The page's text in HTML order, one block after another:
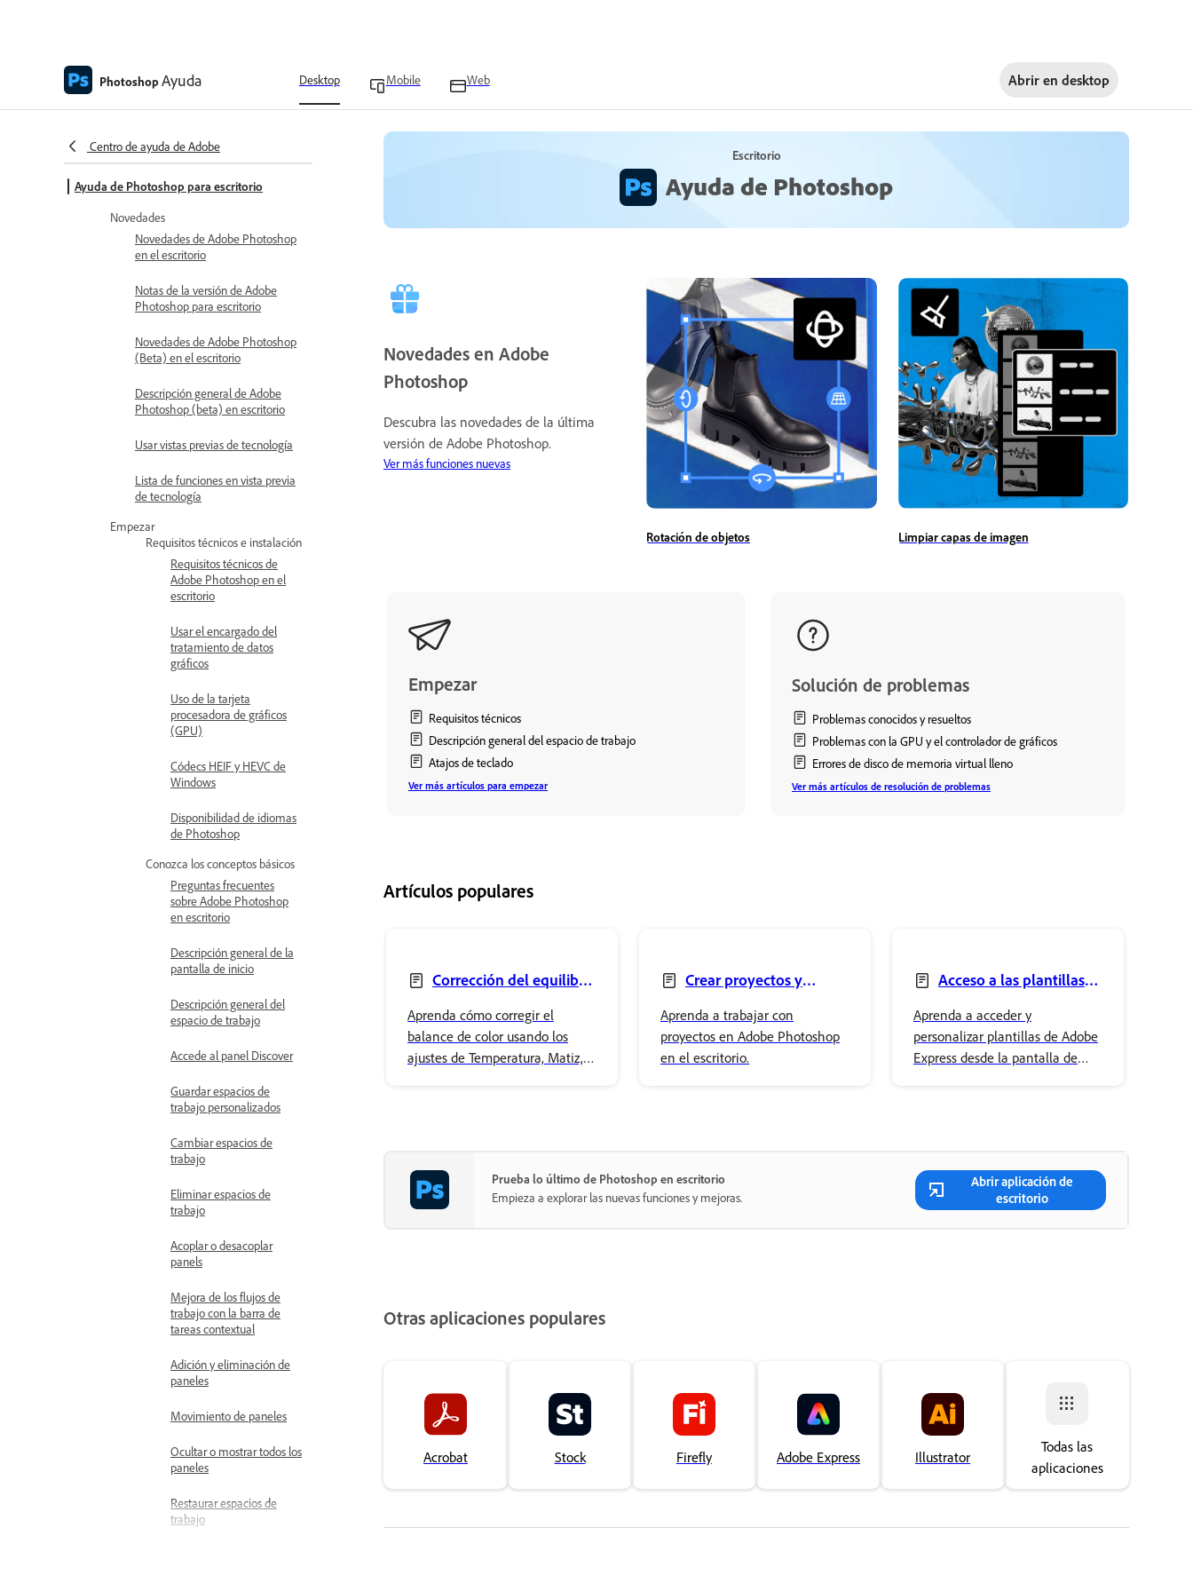
PhotoshopAyuda Desktop Mobile Web Abrir en desktop
Centro de ayuda de Adobe
Ayuda de Photoshop para escritorio
Novedades
Novedades de Adobe Photoshop
en el escritorio
Notas de la versión de Adobe
Photoshop para escritorio
Novedades de Adobe Photoshop
(Beta) en el escritorio
Descripción general de Adobe
Photoshop (beta) en escritorio
Usar vistas previas de tecnología
Lista de funciones en vista previa
de tecnología
Empezar
Requisitos técnicos e instalación
Requisitos técnicos de
Adobe Photoshop en el
escritorio
Usar el encargado del
tratamiento de datos
gráficos
Uso de la tarjeta
procesadora de gráficos
(GPU)
Códecs HEIF y HEVC de
Windows
Disponibilidad de idiomas
de Photoshop
Conozca los conceptos básicos
Preguntas frecuentes
sobre Adobe Photoshop
en escritorio
Descripción general de la
pantalla de inicio
Descripción general del
espacio de trabajo
Accede al panel Discover
Guardar espacios de
trabajo personalizados
Cambiar espacios de
trabajo
Eliminar espacios de
trabajo
Acoplar o desacoplar
panels
Mejora de los flujos de
trabajo con la barra de
tareas contextual
Adición y eliminación de
paneles
Movimiento de paneles
Ocultar o mostrar todos los
paneles
Restaurar espacios de
trabajo
Escritorio
Ayuda de Photoshop
Novedades en Adobe
Photoshop
Descubra las novedades de la última
versión de Adobe Photoshop.
Ver más funciones nuevas
Rotación de objetos Limpiar capas de imagen
Empezar
Requisitos técnicos
Descripción general del espacio de trabajo
Atajos de teclado
Ver más artículos para empezar
Solución de problemas
Problemas conocidos y resueltos
Problemas con la GPU y el controlador de gráficos
Errores de disco de memoria virtual lleno
Ver más artículos de resolución de problemas
Artículos populares
Corrección del equilibrio
intensidad
Aprenda cómo corregir el
balance de color usando los
ajustes de Temperatura, Matiz,
Crear proyectos y
Aprenda a trabajar con
proyectos en Adobe Photoshop
en el escritorio.
Acceso a las plantillas
Aprenda a acceder y
personalizar plantillas de Adobe
Express desde la pantalla de
Prueba lo último de Photoshop en escritorio
Empieza a explorar las nuevas funciones y mejoras.
Abrir aplicación de
escritorio
Otras aplicaciones populares
Acrobat Stock Firefly Adobe Express Illustrator
Todas las
aplicaciones